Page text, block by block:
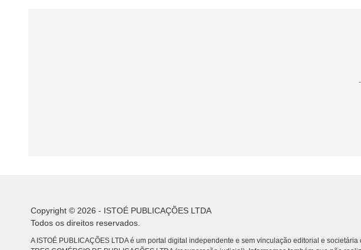
Copyright © 2026 - ISTOÉ PUBLICAÇÕES LTDA
Todos os direitos reservados.
A ISTOÉ PUBLICAÇÕES LTDA é um portal digital independente e sem vinculação editorial e societária